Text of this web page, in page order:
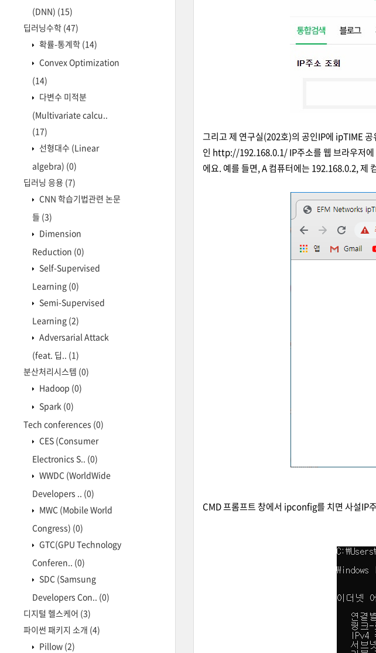
(DNN) (15)
딥러닝수학 (47)
확률-통계학 (14)
Convex Optimization
(14)
다변수 미적분
(Multivariate calcu..
(17)
선형대수 (Linear
algebra) (0)
딥러닝 응용 (7)
CNN 학습기법관련 논문
들 (3)
Dimension
Reduction (0)
Self-Supervised
Learning (0)
Semi-Supervised
Learning (2)
Adversarial Attack
(feat. 딥.. (1)
분산처리시스템 (0)
Hadoop (0)
Spark (0)
Tech conferences (0)
CES (Consumer
Electronics S.. (0)
WWDC (WorldWide
Developers .. (0)
MWC (Mobile World
Congress) (0)
GTC(GPU Technology
Conferen.. (0)
SDC (Samsung
Developers Con.. (0)
디지털 헬스케어 (3)
파이썬 패키지 소개 (4)
Pillow (2)
그리고 제 연구실(202호)의 공인IP에 ipTIME
인 http://192.168.0.1/IP주소를 웹 브라우저
에요. 예를 들면, A 컴퓨터에는 192.168.0.2, 제
CMD 프롬프트 창에서 ipconfig를 치면 사설IP